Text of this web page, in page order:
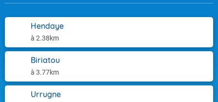
Hendaye
à 2.38km
Biriatou
à 3.77km
Urrugne